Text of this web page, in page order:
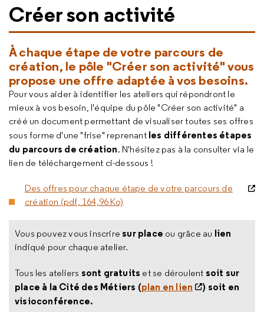
Créer son activité
À chaque étape de votre parcours de
création, le pôle "Créer son activité" vous
propose une offre adaptée à vos besoins.
Pour vous aider à identifier les ateliers qui répondront le
mieux à vos besoin, l'équipe du pôle "Créer son activité" a
créé un document permettant de visualiser toutes ses offres
sous forme d'une "frise" reprenant les différentes étapes
du parcours de création. N'hésitez pas à la consulter via le
lien de téléchargement ci-dessous !
Des offres pour chaque étape de votre parcours de
création (pdf, 164,96 Ko)
Vous pouvez vous inscrire sur place ou grâce au lien
indiqué pour chaque atelier.
Tous les ateliers sont gratuits et se déroulent soit sur
place à la Cité des Métiers (plan en lien
) soit en
visioconférence.